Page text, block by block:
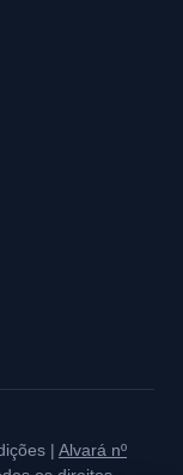
| Alvará nº